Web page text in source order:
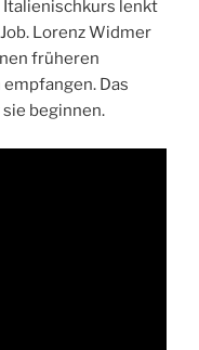
lenkt
Lorenz Widmer
früheren
Das
beginnen.